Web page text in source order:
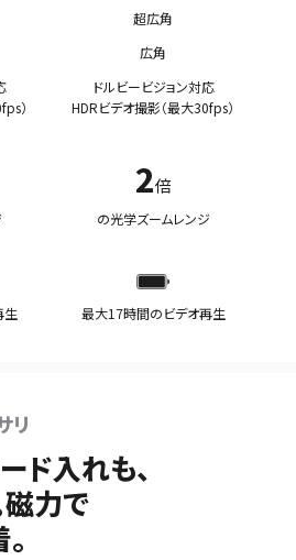
）
生
超広角
広角
ドルビービジョン対応
HDRビデオ撮影（最大30fps）
2倍
の光学ズームレンジ
最大17時間のビデオ再生
リ
ド入れも、
磁力で